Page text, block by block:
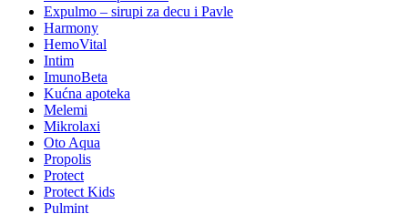
Expulmo – sirupi za decu i Pavle
Harmony
HemoVital
Intim
ImunoBeta
Kućna apoteka
Melemi
Mikrolaxi
Oto Aqua
Propolis
Protect
Protect Kids
Pulmint